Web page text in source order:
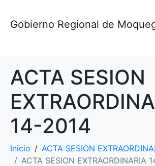
Gobierno Regional de
ACTA SESION
14-2014
Inicio
ACTA SESION
ACTA SESION EXTRAORDINARIA